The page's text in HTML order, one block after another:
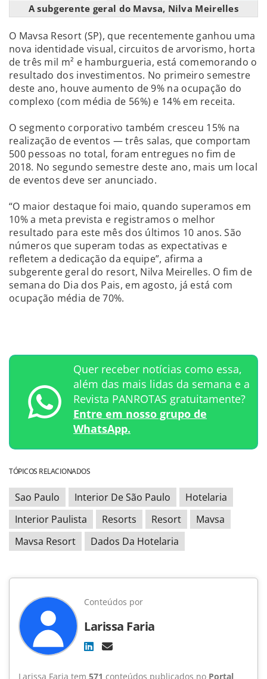
A subgerente geral do Mavsa, Nilva Meirelles
O Mavsa Resort (SP), que recentemente ganhou uma
nova identidade visual, circuitos de arvorismo, horta
de três mil m² e hamburgueria, está comemorando o
resultado dos investimentos. No primeiro semestre
deste ano, houve aumento de 9% na ocupação do
complexo (com média de 56%) e 14% em receita.
O segmento corporativo também cresceu 15% na
realização de eventos — três salas, que comportam
500 pessoas no total, foram entregues no fim de
2018. No segundo semestre deste ano, mais um local
de eventos deve ser anunciado.
“O maior destaque foi maio, quando superamos em
10% a meta prevista e registramos o melhor
resultado para este mês dos últimos 10 anos. São
números que superam todas as expectativas e
refletem a dedicação da equipe”, afirma a
subgerente geral do resort, Nilva Meirelles. O fim de
semana do Dia dos Pais, em agosto, já está com
ocupação média de 70%.
Quer receber notícias como essa,
além das mais lidas da semana e a
Revista PANROTAS gratuitamente?
Entre em nosso grupo de
WhatsApp.
TÓPICOS RELACIONADOS
Sao Paulo Interior De São Paulo
Hotelaria
Interior Paulista
Resorts Resort
Mavsa
Mavsa Resort
Dados Da Hotelaria
Conteúdos por
Larissa Faria
Larissa Faria tem 571 conteúdos publicados no Portal